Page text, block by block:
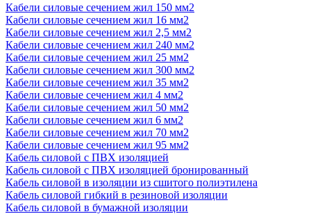
Кабели силовые сечением жил 150 мм2
Кабели силовые сечением жил 16 мм2
Кабели силовые сечением жил 2,5 мм2
Кабели силовые сечением жил 240 мм2
Кабели силовые сечением жил 25 мм2
Кабели силовые сечением жил 300 мм2
Кабели силовые сечением жил 35 мм2
Кабели силовые сечением жил 4 мм2
Кабели силовые сечением жил 50 мм2
Кабели силовые сечением жил 6 мм2
Кабели силовые сечением жил 70 мм2
Кабели силовые сечением жил 95 мм2
Кабель силовой с ПВХ изоляцией
Кабель силовой с ПВХ изоляцией бронированный
Кабель силовой в изоляции из сшитого полиэтилена
Кабель силовой гибкий в резиновой изоляции
Кабель силовой в бумажной изоляции